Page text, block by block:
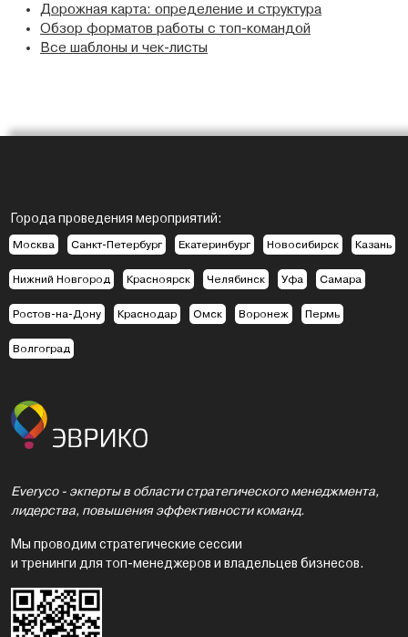
Дорожная карта: определение и структура
Обзор форматов работы с топ-командой
Все шаблоны и чек-листы
Города проведения мероприятий:
Москва Санкт-Петербург Екатеринбург Новосибирск Казань
Нижний Новгород Красноярск Челябинск Уфа Самара
Ростов-на-Дону Краснодар Омск Воронеж Пермь
Волгоград
Everyco - экперты в области стратегического менеджмента,
лидерства, повышения эффективности команд.
Мы проводим стратегические сессии
и тренинги для топ-менеджеров и владельцев бизнесов.